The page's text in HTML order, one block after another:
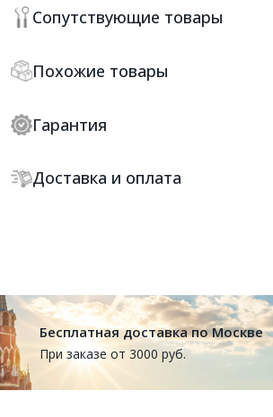
Сопутствующие товары
Похожие товары
Гарантия
Доставка и оплата
Бесплатная доставка по Москве
При заказе от 3000 руб.